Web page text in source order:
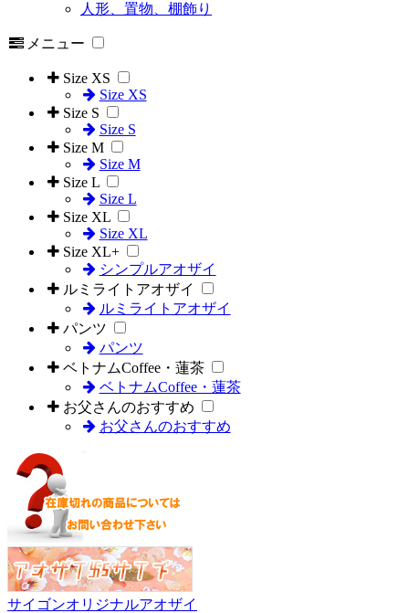
人形、置物、棚飾り
メニュー
Size XS
Size XS
Size S
Size S
Size M
Size M
Size L
Size L
Size XL
Size XL
Size XL+
シンプルアオザイ
ルミライトアオザイ
ルミライトアオザイ
パンツ
パンツ
ベトナムCoffee・蓮茶
ベトナムCoffee・蓮茶
お父さんのおすすめ
お父さんのおすすめ
サイゴンオリジナルアオザイ